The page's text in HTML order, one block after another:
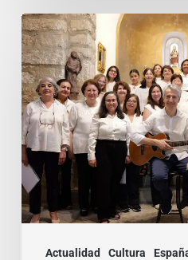
Actualidad Cultura
La
voz
que
une:
nace
la
Coral
Fernando